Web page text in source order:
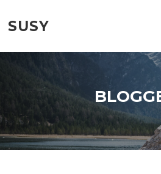
indhold
SUSY